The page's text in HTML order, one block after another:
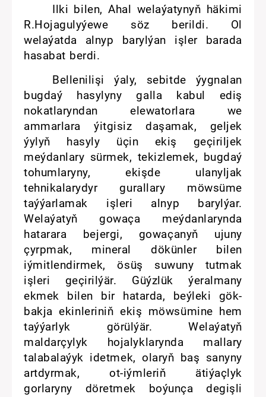
Ilki bilen, Ahal welaýatynyň häkimi
R.Hojagulyýewe söz berildi. Ol
welaýatda alnyp barylýan işler barada
hasabat berdi.
Bellenilişi ýaly, sebitde ýygnalan
bugdaý hasylyny galla kabul ediş
nokatlaryndan elewatorlara we
ammarlara ýitgisiz daşamak, geljek
ýylyň hasyly üçin ekiş geçiriljek
meýdanlary sürmek, tekizlemek, bugdaý
tohumlaryny, ekişde ulanyljak
tehnikalarydyr gurallary möwsüme
taýýarlamak işleri alnyp barylýar.
Welaýatyň gowaça meýdanlarynda
hatarara bejergi, gowaçanyň ujuny
çyrpmak, mineral dökünler bilen
iýmitlendirmek, ösüş suwuny tutmak
işleri geçirilýär. Güýzlük ýeralmany
ekmek bilen bir hatarda, beýleki gök-
bakja ekinleriniň ekiş möwsümine hem
taýýarlyk görülýär. Welaýatyň
maldarçylyk hojalyklarynda mallary
talabalaýyk idetmek, olaryň baş sanyny
artdyrmak, ot-iýmleriň ätiýaçlyk
gorlaryny döretmek boýunça degişli